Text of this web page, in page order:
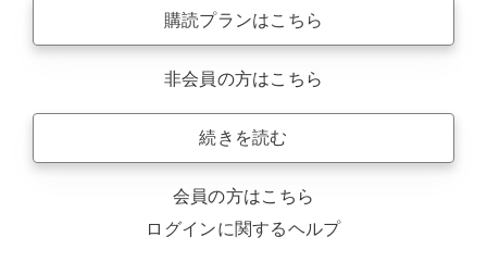
購読プランはこちら
非会員の方はこちら
続きを読む
会員の方はこちら
ログインに関するヘルプ